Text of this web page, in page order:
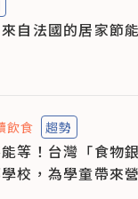
自法國的居家節
飲食 趨勢
等！台灣「食物
校，為學童帶來